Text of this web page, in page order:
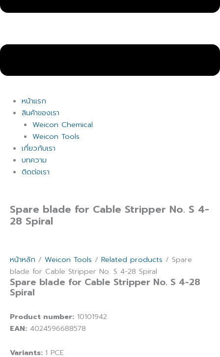
หน้าแรก
สินค้าของเรา
Weicon Chemical
Weicon Tools
เกี่ยวกับเรา
บทความ
ติดต่อเรา
Spare blade for Cable Stripper No. S 4-
28 Spiral
หน้าหลัก / Weicon Tools / Related products / Spare
blade for Cable Stripper No. S 4-28 Spiral
Spare blade for Cable Stripper No. S 4-28
Spiral
Product number: 10101942
EAN: 4024596688578
Variants: 1 PCE